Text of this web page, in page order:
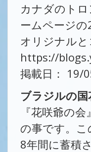
カナダのト
ームページ
オリジナル
https://
掲載日：
ブラジルの
『花咲爺の
の事です。
8年間に蓄積